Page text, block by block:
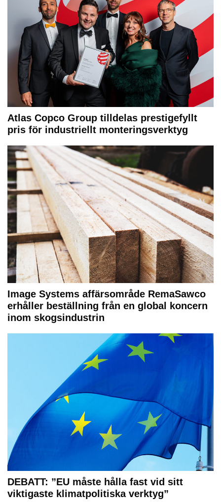
Atlas Copco Group tilldelas prestigefyllt
pris för industriellt monteringsverktyg
Image Systems affärsområde RemaSawco
erhåller beställning från en global koncern
inom skogsindustrin
DEBATT: ”EU måste hålla fast vid sitt
viktigaste klimatpolitiska verktyg”